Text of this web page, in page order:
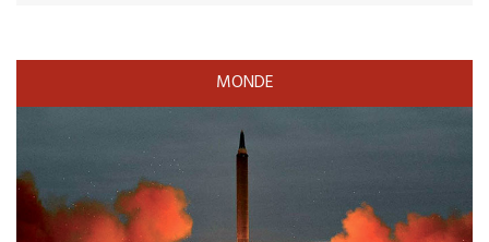
MONDE